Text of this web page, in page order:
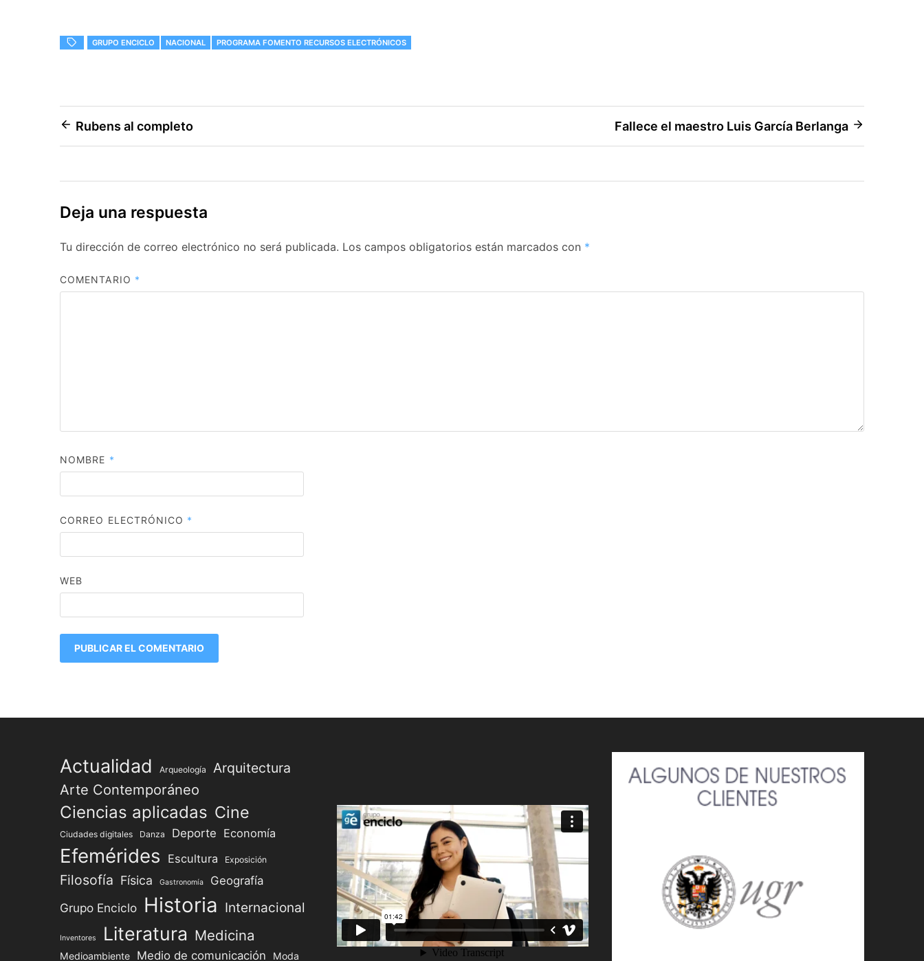
GRUPO ENCICLO NACIONAL PROGRAMA FOMENTO RECURSOS ELECTRÓNICOS
Navegación
de
entradas
Rubens al completo Fallece el maestro Luis García Berlanga
Deja una respuesta
Tu dirección de correo electrónico no será publicada. Los campos obligatorios están marcados con *
COMENTARIO *
NOMBRE *
CORREO ELECTRÓNICO *
WEB
Actualidad Arqueología Arquitectura
Arte Contemporáneo
Ciencias aplicadas Cine
Ciudades digitales Danza Deporte Economía
Efemérides Escultura Exposición
Filosofía Física Gastronomía Geografía
Grupo Enciclo Historia Internacional
Inventores Literatura Medicina
Medioambiente Medio de comunicación Moda